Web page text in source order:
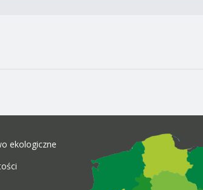
ekologiczne